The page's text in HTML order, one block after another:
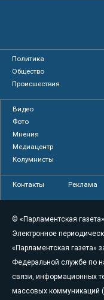
Политика
Общество
Происшествия
Видео
Фото
Мнения
Медиацентр
Колумнисты
Контакты Реклама
© «Парламентская
Электронное
«Парламентская газета»
Федеральной службе по
связи, информационных
массовых коммуникаций